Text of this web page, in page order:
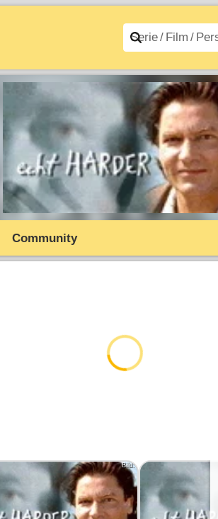
Filme A–Z
Community
Bild: